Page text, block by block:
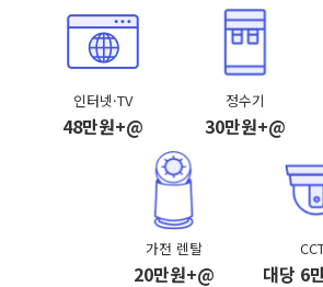
인터넷·TV
48만원+@
정수기
30만원+@
가전 렌탈
20만원+@ 대당 6